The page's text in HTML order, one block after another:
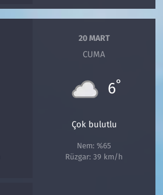
20 MART
CUMA
6°
Çok bulutlu
Nem: %65
Rüzgar: 39 km/h